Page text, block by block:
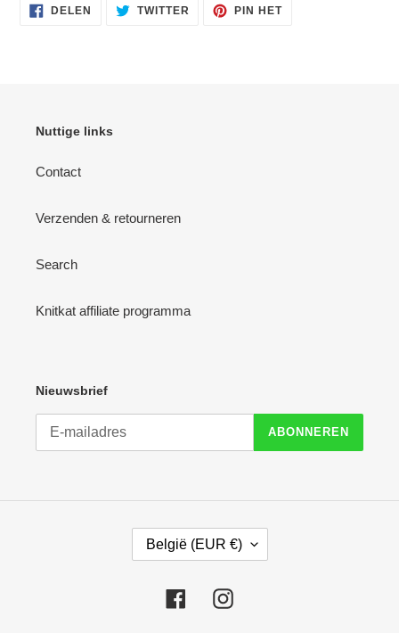
DELEN DELEN TWITTER TWITTEREN
OP
PIN HETPINNEN
Nuttige links
Contact
Verzenden & retourneren
Search
Knitkat affiliate programma
Nieuwsbrief
ABONNEREN
België (EUR €)
FacebookInstagram